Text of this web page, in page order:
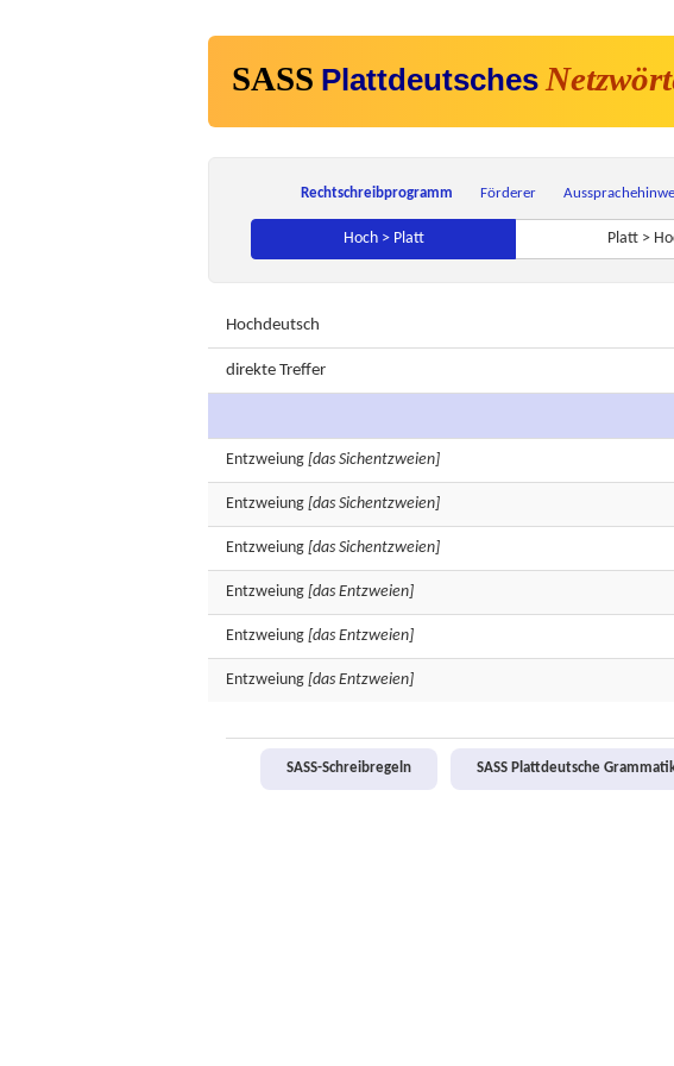
SASS Plattdeutsches
Rechtschreibprogramm Förderer
Hoch > Platt Platt >
Hochdeutsch
direkte Treffer
Entzweiung [das Sichentzweien]
Entzweiung [das Sichentzweien]
Entzweiung [das Sichentzweien]
Entzweiung [das Entzweien]
Entzweiung [das Entzweien]
Entzweiung [das Entzweien]
SASS-Schreibregeln SASS Plattdeutsche